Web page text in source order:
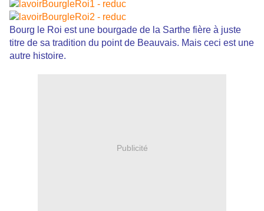
Bourg le Roi est une bourgade de la Sarthe fière à juste
titre de sa tradition du point de Beauvais. Mais ceci est une
autre histoire.
Publicité